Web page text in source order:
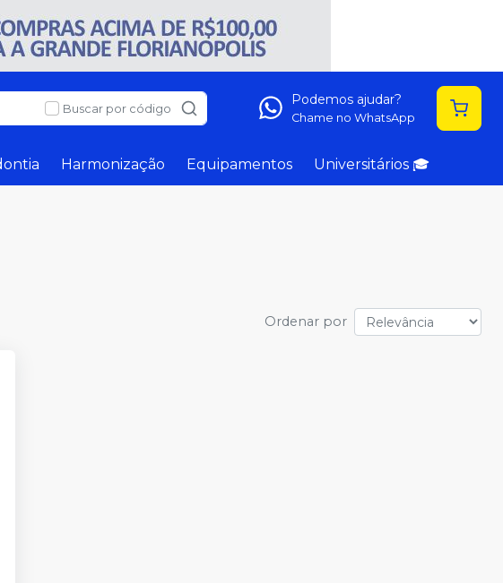
Buscar por código
Podemos ajudar?
Chame no WhatsApp
Harmonização Equipamentos Universitários 🎓
Ordenar por